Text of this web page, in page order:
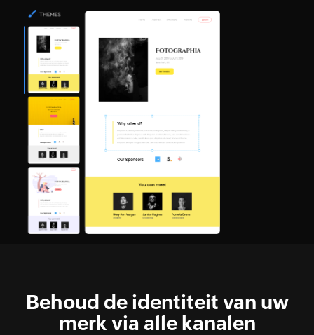
Behoud de identiteit van uw
merk via alle kanalen